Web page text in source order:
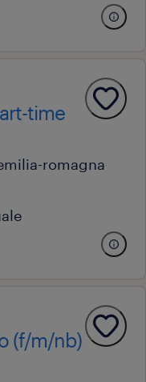
time
romagna
(f/m/nb)